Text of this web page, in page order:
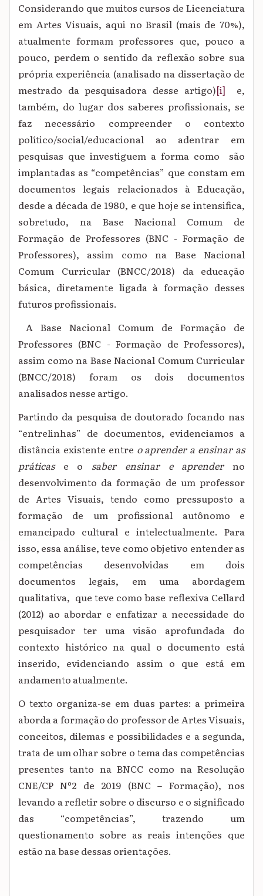
Considerando que muitos cursos de Licenciatura
em Artes Visuais, aqui no Brasil (mais de 70%),
atualmente formam professores que, pouco a
pouco, perdem o sentido da reflexão sobre sua
própria experiência (analisado na dissertação de
mestrado da pesquisadora desse artigo)[i] e,
também, do lugar dos saberes profissionais, se
faz necessário compreender o contexto
político/social/educacional ao adentrar em
pesquisas que investiguem a forma como são
implantadas as “competências” que constam em
documentos legais relacionados à Educação,
desde a década de 1980, e que hoje se intensifica,
sobretudo, na Base Nacional Comum de
Formação de Professores (BNC - Formação de
Professores), assim como na Base Nacional
Comum Curricular (BNCC/2018) da educação
básica, diretamente ligada à formação desses
futuros profissionais.
A Base Nacional Comum de Formação de
Professores (BNC - Formação de Professores),
assim como na Base Nacional Comum Curricular
(BNCC/2018) foram os dois documentos
analisados nesse artigo.
Partindo da pesquisa de doutorado focando nas
“entrelinhas” de documentos, evidenciamos a
distância existente entre o aprender a ensinar as
práticase o saber ensinar e aprenderno
desenvolvimento da formação de um professor
de Artes Visuais, tendo como pressuposto a
formação de um profissional autônomo e
emancipado cultural e intelectualmente. Para
isso, essa análise, teve como objetivo entender as
competências desenvolvidas em dois
documentos legais, em uma abordagem
qualitativa, que teve como base reflexiva Cellard
(2012) ao abordar e enfatizar a necessidade do
pesquisador ter uma visão aprofundada do
contexto histórico na qual o documento está
inserido, evidenciando assim o que está em
andamento atualmente.
O texto organiza-se em duas partes: a primeira
aborda a formação do professor de Artes Visuais,
conceitos, dilemas e possibilidades e a segunda,
trata de um olhar sobre o tema das competências
presentes tanto na BNCC como na Resolução
CNE/CP Nº2 de 2019 (BNC – Formação), nos
levando a refletir sobre o discurso e o significado
das “competências”, trazendo um
questionamento sobre as reais intenções que
estão na base dessas orientações.